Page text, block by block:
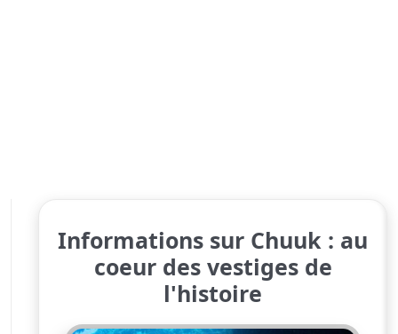
Informations sur Chuuk : au
coeur des vestiges de
l'histoire